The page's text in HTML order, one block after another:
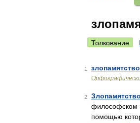
Толкование
1 злопамятство
2 Злопамятство
философском
помощью